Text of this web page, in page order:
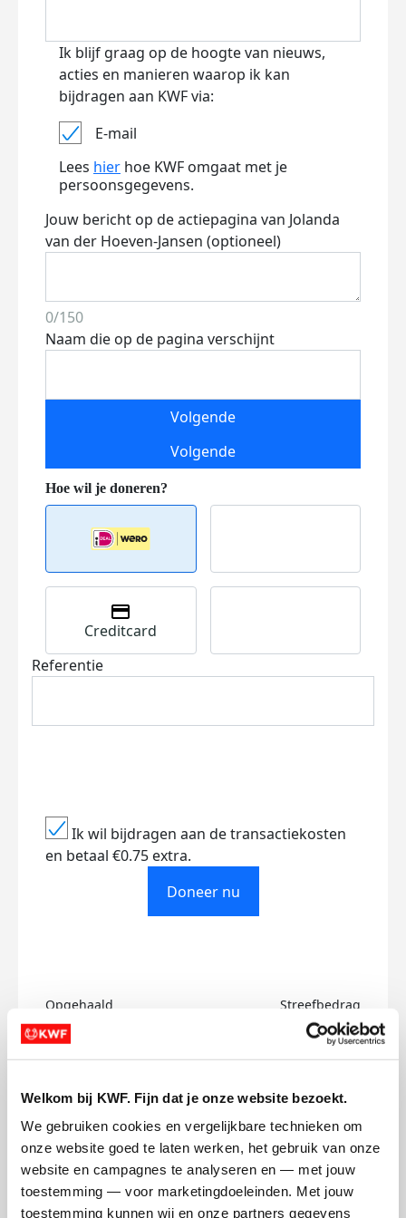
Welkom bij KWF. Fijn dat je onze website bezoekt.
We gebruiken cookies en vergelijkbare technieken om
onze website goed te laten werken, het gebruik van onze
website en campagnes te analyseren en — met jouw
toestemming — voor marketingdoeleinden. Met jouw
toestemming kunnen wij en onze partners gegevens
Ik blijf graag op de hoogte van nieuws,
acties en manieren waarop ik kan
bijdragen aan KWF via:
E-mail
Lees hier hoe KWF omgaat met je
persoonsgegevens.
Jouw bericht op de actiepagina van Jolanda
van der Hoeven-Jansen (optioneel)
0/150
Naam die op de pagina verschijnt
Volgende
Volgende
Creditcard
Referentie
Ik wil bijdragen aan de transactiekosten
en betaal €0.75 extra.
Doneer nu
Opgehaald
€370
Streefbedrag
€200.000
Mijn updates